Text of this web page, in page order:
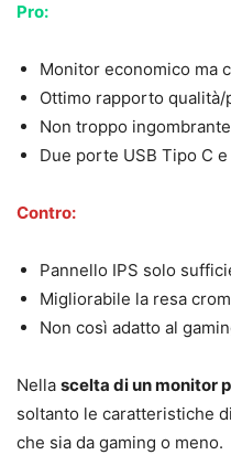
Pro:
Monitor economico ma
Ottimo rapporto qualità/
Non troppo
Due porte USB Tipo C
Contro:
Pannello IPS solo
Migliorabile la resa
Non così adatto al
Nella scelta di un monitor
soltanto le caratteristiche
che sia da gaming o meno.